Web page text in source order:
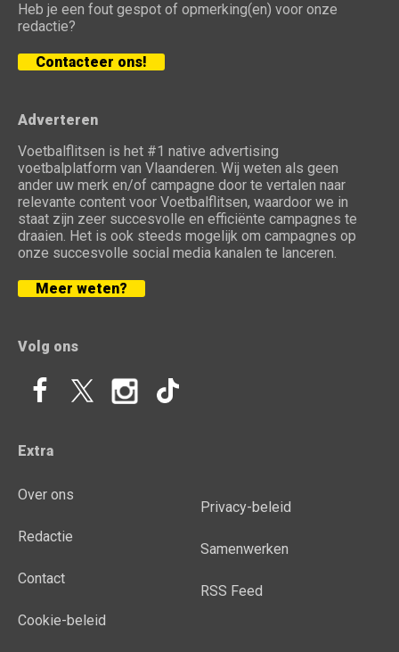
Heb je een fout gespot of opmerking(en) voor onze
redactie?
Contacteer ons!
Adverteren
Voetbalflitsen is het #1 native advertising
voetbalplatform van Vlaanderen. Wij weten als geen
ander uw merk en/of campagne door te vertalen naar
relevante content voor Voetbalflitsen, waardoor we in
staat zijn zeer succesvolle en efficiënte campagnes te
draaien. Het is ook steeds mogelijk om campagnes op
onze succesvolle social media kanalen te lanceren.
Meer weten?
Volg ons
Extra
Over ons
Redactie
Contact
Cookie-beleid
Privacy-beleid
Samenwerken
RSS Feed